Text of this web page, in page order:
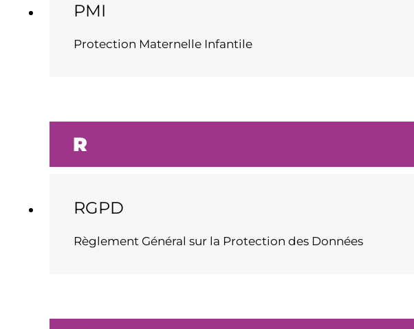
PMI
Protection Maternelle Infantile
R
RGPD
Règlement Général sur la Protection des Données